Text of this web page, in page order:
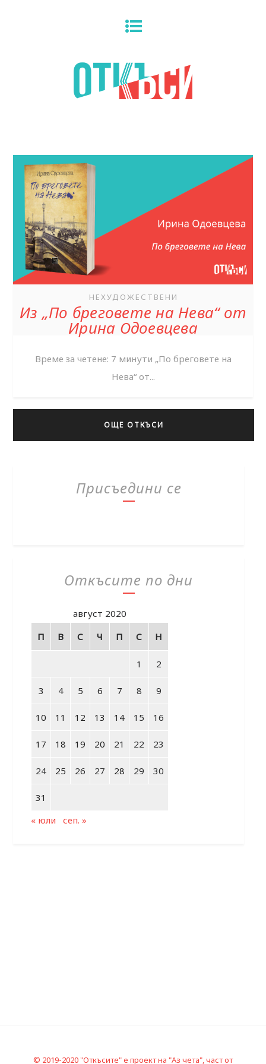
НЕХУДОЖЕСТВЕНИ
Из „По бреговете на Нева“ от
Ирина Одоевцева
Време за четене: 7 минути „По бреговете на
Нева“ от...
ОЩЕ ОТКЪСИ
Присъедини се
Откъсите по дни
август 2020
П
В С Ч П С Н
1 2
3 4 5 6 7 8 9
10 11 12 13 14 15 16
17 18 19 20 21 22 23
24 25 26 27 28 29 30
31
« юли
сеп. »
© 2019-2020 "Откъсите" е проект на "Аз чета", част от